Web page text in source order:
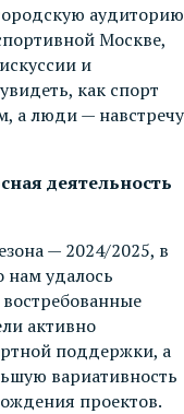
аудиторию
Москве,
и
как спорт
а люди — навстречу
деятельность
— 2024/2025, в
нам удалось
активно
поддержки, а
вариативность
проектов.